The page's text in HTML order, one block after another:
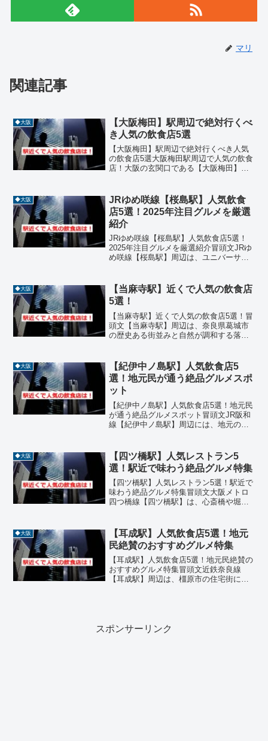
マリ
関連記事
◆大阪
【大阪梅田】駅周辺で絶対行くべ
き人気の飲食店5選
【大阪梅田】駅周辺で絶対行くべき人気
の飲食店5選大阪梅田駅周辺で人気の飲食
店！大阪の玄関口である【大阪梅田】周
トレンドを反映した居酒屋、行列の絶え
ない名物店まで、多種多...
◆大阪
JRゆめ咲線【桜島駅】人気飲食
店5選！2025年注目グルメを厳選
紹介
JRゆめ咲線【桜島駅】人気飲食店5選！
2025年注目グルメを厳選紹介冒頭文JRゆ
め咲線【桜島駅】周辺は、ユニバーサ
人が訪れるグルメスポットです。ホテル
レストランのブッフ...
◆大阪
【当麻寺駅】近くで人気の飲食店
5選！
【当麻寺駅】近くで人気の飲食店5選！冒
頭文【当麻寺駅】周辺は、奈良県葛城市
の歴史ある街並みと自然が調和する落ち
に親しまれる飲食店が点在しています。
今回は、【当麻寺駅】近...
◆大阪
【紀伊中ノ島駅】人気飲食店5
選！地元民が通う絶品グルメスポ
ット
【紀伊中ノ島駅】人気飲食店5選！地元民
が通う絶品グルメスポット冒頭文JR阪和
線【紀伊中ノ島駅】周辺には、地元の
ランやカフェは、ランチやディナーにぴ
ったりで、味・雰囲気・...
◆大阪
【四ツ橋駅】人気レストラン5
選！駅近で味わう絶品グルメ特集
【四ツ橋駅】人気レストラン5選！駅近で
味わう絶品グルメ特集冒頭文大阪メトロ
四つ橋線【四ツ橋駅】は、心斎橋や堀江
り、グルメ好きにはたまらないスポット
です。今回は、四ツ橋駅...
◆大阪
【耳成駅】人気飲食店5選！地元
民絶賛のおすすめグルメ特集
【耳成駅】人気飲食店5選！地元民絶賛の
おすすめグルメ特集冒頭文近鉄奈良線
【耳成駅】周辺は、橿原市の住宅街に位
スポンサーリンク